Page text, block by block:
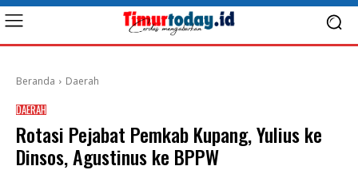
Beranda Daerah
DAERAH
Rotasi Pejabat Pemkab Kupang, Yulius ke
Dinsos, Agustinus ke BPPW